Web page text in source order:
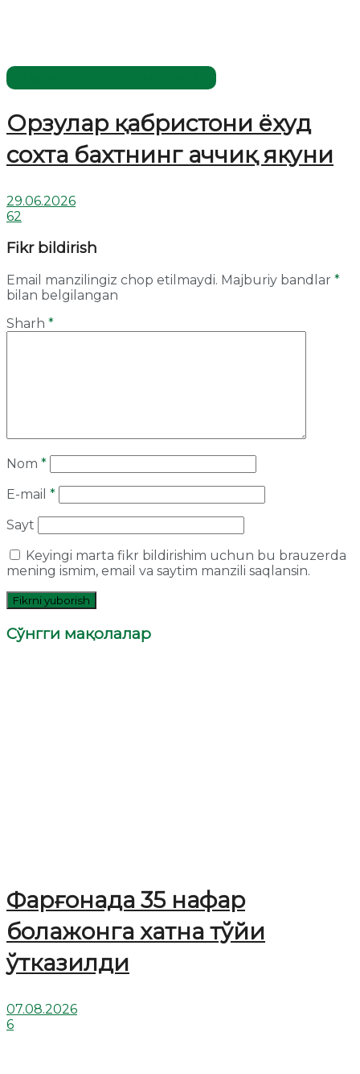
Орзулар қабристони ёхуд
сохта бахтнинг аччиқ якуни
29.06.2026
62
Fikr bildirish
Email manzilingiz chop etilmaydi. Majburiy bandlar *
bilan belgilangan
Sharh *
Nom *
E-mail *
Sayt
Keyingi marta fikr bildirishim uchun bu brauzerda
mening ismim, email va saytim manzili saqlansin.
Сўнгги мақолалар
Фарғонада 35 нафар
болажонга хатна тўйи
ўтказилди
07.08.2026
6